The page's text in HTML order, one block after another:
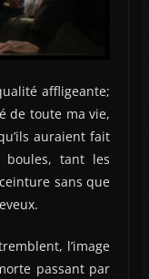
affligeante;
de toute ma vie,
auraient fait
tant les
sans que
l’image
passant par